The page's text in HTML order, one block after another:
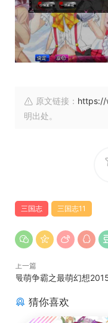
原文链接： https://
明出处。
三国志 三国志11
上一篇
最萌争霸之最萌幻想
猜你喜欢